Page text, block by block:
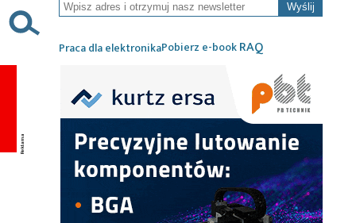
Wyślij
Praca dla elektronikaPobierz e-bookRAQ